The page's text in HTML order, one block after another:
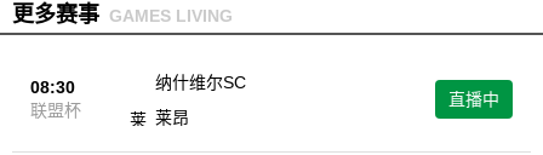
更多赛事 GAMES LIVING
08:30
联盟杯
纳什维尔SC
莱昂
直播中